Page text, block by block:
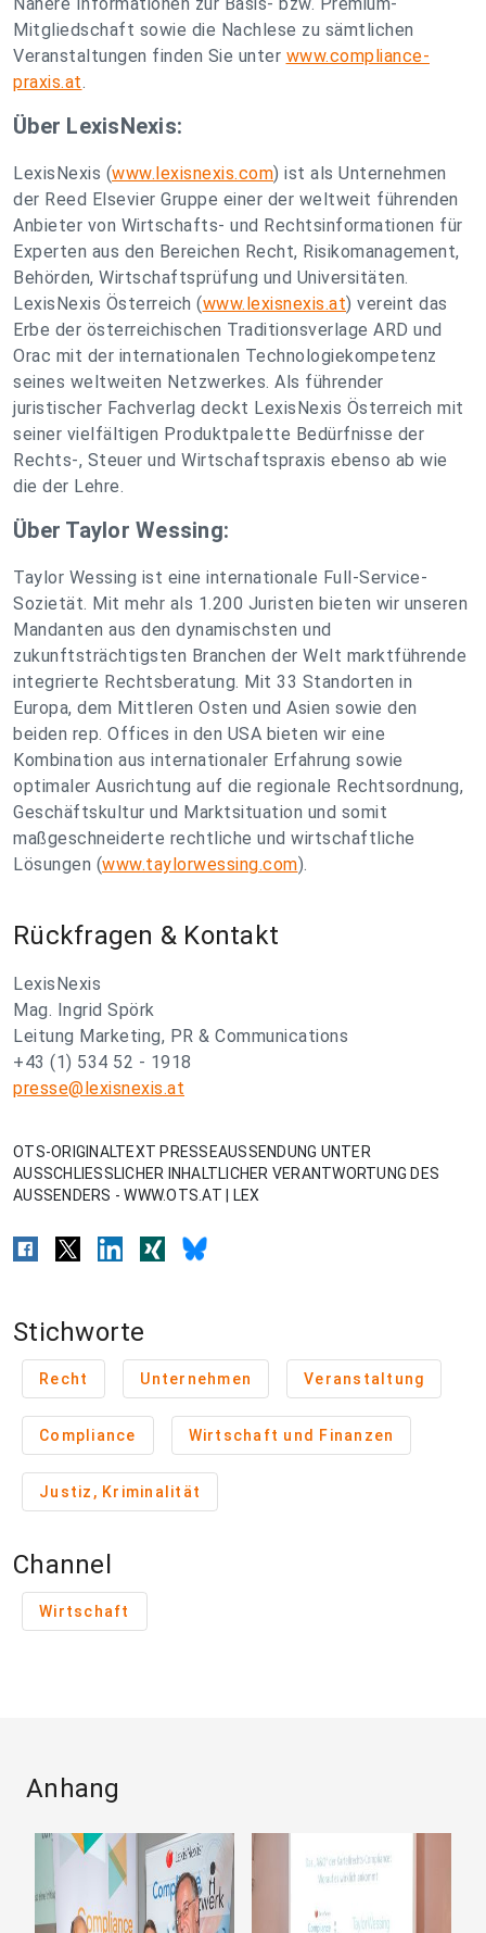
Nähere Informationen zur Basis- bzw. Premium-
Mitgliedschaft sowie die Nachlese zu sämtlichen
Veranstaltungen finden Sie unter www.compliance-
praxis.at.
Über LexisNexis:
LexisNexis (www.lexisnexis.com) ist als Unternehmen
der Reed Elsevier Gruppe einer der weltweit führenden
Anbieter von Wirtschafts- und Rechtsinformationen für
Experten aus den Bereichen Recht, Risikomanagement,
Behörden, Wirtschaftsprüfung und Universitäten.
LexisNexis Österreich (www.lexisnexis.at) vereint das
Erbe der österreichischen Traditionsverlage ARD und
Orac mit der internationalen Technologiekompetenz
seines weltweiten Netzwerkes. Als führender
juristischer Fachverlag deckt LexisNexis Österreich mit
seiner vielfältigen Produktpalette Bedürfnisse der
Rechts-, Steuer und Wirtschaftspraxis ebenso ab wie
die der Lehre.
Über Taylor Wessing:
Taylor Wessing ist eine internationale Full-Service-
Sozietät. Mit mehr als 1.200 Juristen bieten wir unseren
Mandanten aus den dynamischsten und
zukunftsträchtigsten Branchen der Welt marktführende
integrierte Rechtsberatung. Mit 33 Standorten in
Europa, dem Mittleren Osten und Asien sowie den
beiden rep. Offices in den USA bieten wir eine
Kombination aus internationaler Erfahrung sowie
optimaler Ausrichtung auf die regionale Rechtsordnung,
Geschäftskultur und Marktsituation und somit
maßgeschneiderte rechtliche und wirtschaftliche
Lösungen (www.taylorwessing.com).
Rückfragen & Kontakt
LexisNexis
Mag. Ingrid Spörk
Leitung Marketing, PR & Communications
+43 (1) 534 52 - 1918
presse@lexisnexis.at
OTS-ORIGINALTEXT PRESSEAUSSENDUNG UNTER
AUSSCHLIESSLICHER INHALTLICHER VERANTWORTUNG DES
AUSSENDERS - WWW.OTS.AT | LEX
Stichworte
Recht Unternehmen Veranstaltung
Compliance Wirtschaft und Finanzen
Justiz, Kriminalität
Channel
Wirtschaft
Anhang